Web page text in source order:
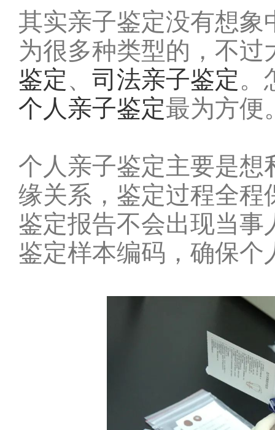
其实亲子鉴定没有想
为很多种类型的，不
鉴定、 司法亲子鉴定。
个人亲子鉴定最为方便
个人亲子鉴定主要是
缘关系，鉴定过程全程
鉴定报告不会出现当
鉴定样本编码，确保个